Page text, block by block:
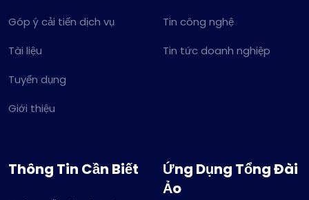
Góp ý cải tiến dịch vụ
Tài liệu
Tuyển dụng
Giới thiệu
Tin công nghệ
Tin tức doanh nghiệp
Thông Tin Cần Biết
Ứng Dụng Tổng Đài
Ảo